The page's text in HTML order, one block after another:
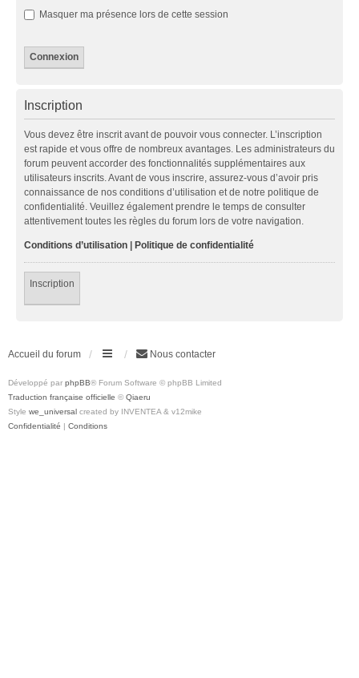
Masquer ma présence lors de cette session
Inscription
Vous devez être inscrit avant de pouvoir vous connecter. L’inscription
est rapide et vous offre de nombreux avantages. Les administrateurs du
forum peuvent accorder des fonctionnalités supplémentaires aux
utilisateurs inscrits. Avant de vous inscrire, assurez-vous d’avoir pris
connaissance de nos conditions d’utilisation et de notre politique de
confidentialité. Veuillez également prendre le temps de consulter
attentivement toutes les règles du forum lors de votre navigation.
Conditions d’utilisation | Politique de confidentialité
Inscription
Accueil du forum Nous contacter
Développé par phpBB® Forum Software © phpBB Limited
Traduction française officielle © Qiaeru
Style we_universal created by INVENTEA & v12mike
Confidentialité | Conditions